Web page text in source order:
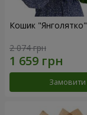
Кошик "Янголятко"
2 074 грн
Замовити